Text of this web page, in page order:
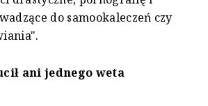
do samookaleczeń czy
ani jednego weta